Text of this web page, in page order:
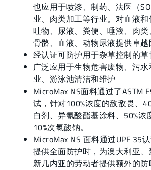
也应用于喷漆、制药、法医（
业、肉类加工等行业。对血液
吐物、尿液、粪便、唾液、肉类
骨骼、血液、动物尿液提供卓越
经认证可防护用于杂草控制的
广泛应用于生物危害废物、污
业、游泳池清洁和维护
MicroMax NS面料通过了ASTM
试，针对100%浓度的敌敌畏、
白剂、异氰酸酯基涂料、50%浓
10%次氯酸钠。
MicroMax NS 面料通过UPF 35
提供全面防护时，为澳大利亚
新几内亚的劳动者提供额外的防